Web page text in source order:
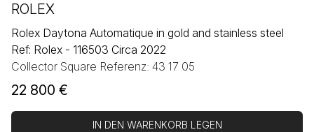
ROLEX
Rolex Daytona Automatique in gold and stainless steel
Ref: Rolex - 116503 Circa 2022
Collector Square Referenz: 43 17 05
22 800 €
IN DEN WARENKORB LEGEN